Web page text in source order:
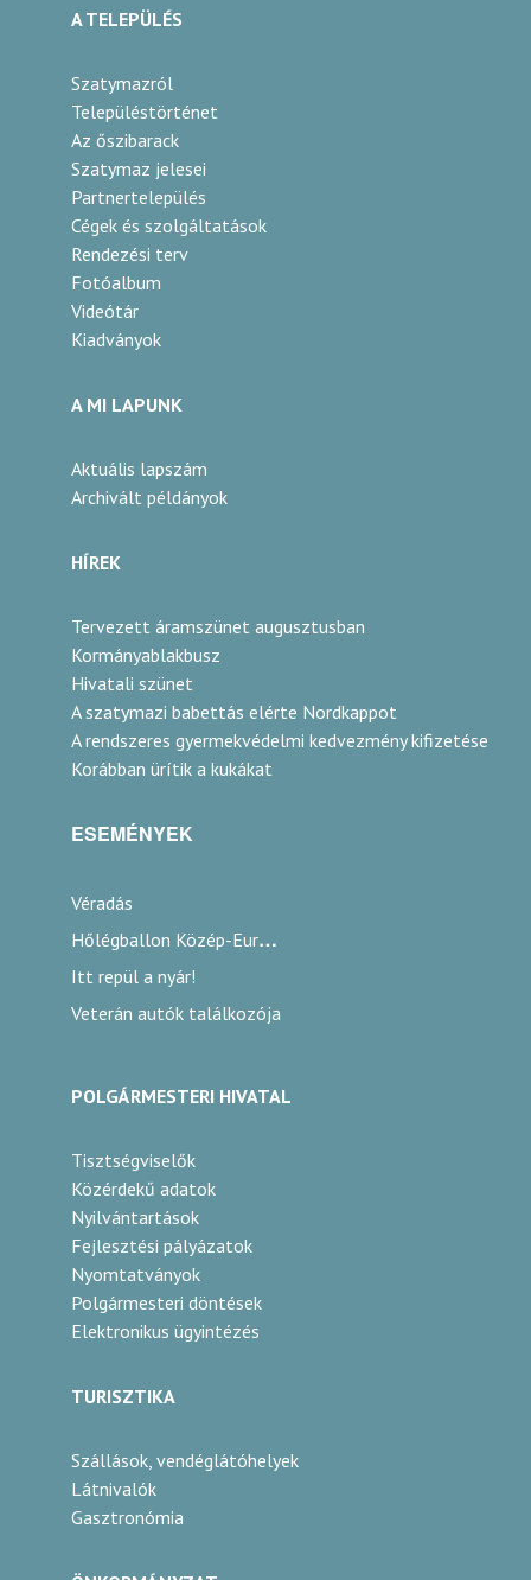
A TELEPÜLÉS
Szatymazról
Településtörténet
Az őszibarack
Szatymaz jelesei
Partnertelepülés
Cégek és szolgáltatások
Rendezési terv
Fotóalbum
Videótár
Kiadványok
A MI LAPUNK
Aktuális lapszám
Archivált példányok
HÍREK
Tervezett áramszünet augusztusban
Kormányablakbusz
Hivatali szünet
A szatymazi babettás elérte Nordkappot
A rendszeres gyermekvédelmi kedvezmény kifizetése
Korábban ürítik a kukákat
ESEMÉNYEK
Véradás
Hőlégballon Közép-Európa Kupa
Itt repül a nyár!
Veterán autók találkozója
POLGÁRMESTERI HIVATAL
Tisztségviselők
Közérdekű adatok
Nyilvántartások
Fejlesztési pályázatok
Nyomtatványok
Polgármesteri döntések
Elektronikus ügyintézés
TURISZTIKA
Szállások, vendéglátóhelyek
Látnivalók
Gasztronómia